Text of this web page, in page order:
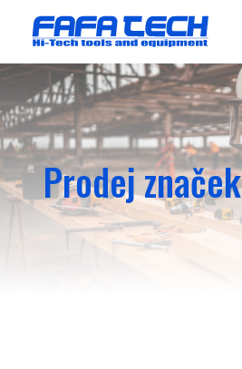
Prodej značek